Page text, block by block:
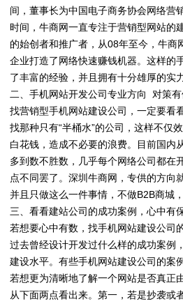
间，董事长为中国电子商务协会网络营
时间，牛商网一直专注于营销型网站的
的始创者和推广者，从08年至今，牛商
企业打造了网络快速赚钱机器。这样的
了丰富的经验，并且拥有十分雄厚的实力
二、手机网站开发公司专业方向 对策
找营销型手机网站建设公司，一定要看
找那种只有“半桶水”的公司，这样不仅
白花钱，造成不必要的浪费。目前国内
多到数不胜数，几乎每个网络公司都在
点不同罢了。深圳牛商网，专供的方向
并且只做这么一件事情，不做B2B商城
三、看看建站公司的成功案例，心中有
若想要心中有数，找手机网站建设公司
过去曾经设计开发过什么样的成功案例
建设水平。有些手机网站建设公司的案
若想更为清晰地了解一个网站是否真正
从下面两点看出来。第一，若是抄袭或